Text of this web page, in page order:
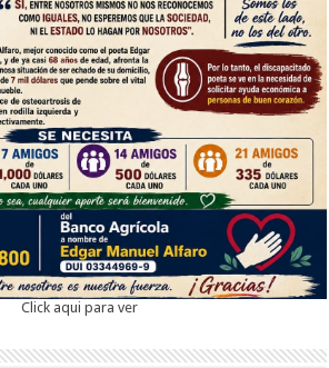
Click aqui para ver